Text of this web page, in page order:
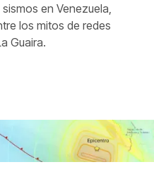
en Venezuela,
los mitos de redes
Guaira.